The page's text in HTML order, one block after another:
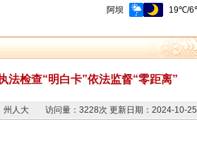
法检查“明白卡”依法监督“零距离”
州人大 访问量： 3228次 更新日期：2024-10-25